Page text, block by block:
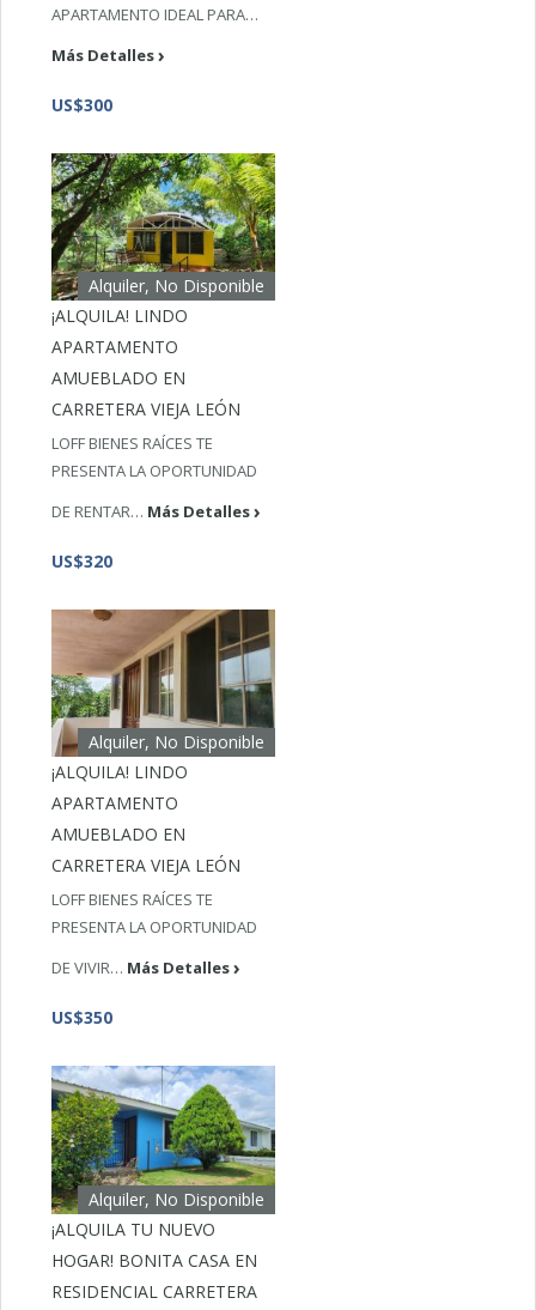
APARTAMENTO IDEAL PARA…
Más Detalles
US$300
Alquiler, No Disponible
¡ALQUILA! LINDO
APARTAMENTO
AMUEBLADO EN
CARRETERA VIEJA LEÓN
LOFF BIENES RAÍCES TE
PRESENTA LA OPORTUNIDAD
DE RENTAR… Más Detalles
US$320
Alquiler, No Disponible
¡ALQUILA! LINDO
APARTAMENTO
AMUEBLADO EN
CARRETERA VIEJA LEÓN
LOFF BIENES RAÍCES TE
PRESENTA LA OPORTUNIDAD
DE VIVIR… Más Detalles
US$350
Alquiler, No Disponible
¡ALQUILA TU NUEVO
HOGAR! BONITA CASA EN
RESIDENCIAL CARRETERA